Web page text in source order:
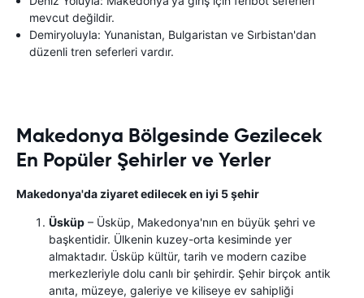
mevcut değildir.
Demiryoluyla: Yunanistan, Bulgaristan ve Sırbistan'dan
düzenli tren seferleri vardır.
Makedonya Bölgesinde Gezilecek
En Popüler Şehirler ve Yerler
Makedonya'da ziyaret edilecek en iyi 5 şehir
Üsküp – Üsküp, Makedonya'nın en büyük şehri ve
başkentidir. Ülkenin kuzey-orta kesiminde yer
almaktadır. Üsküp kültür, tarih ve modern cazibe
merkezleriyle dolu canlı bir şehirdir. Şehir birçok antik
anıta, müzeye, galeriye ve kiliseye ev sahipliği